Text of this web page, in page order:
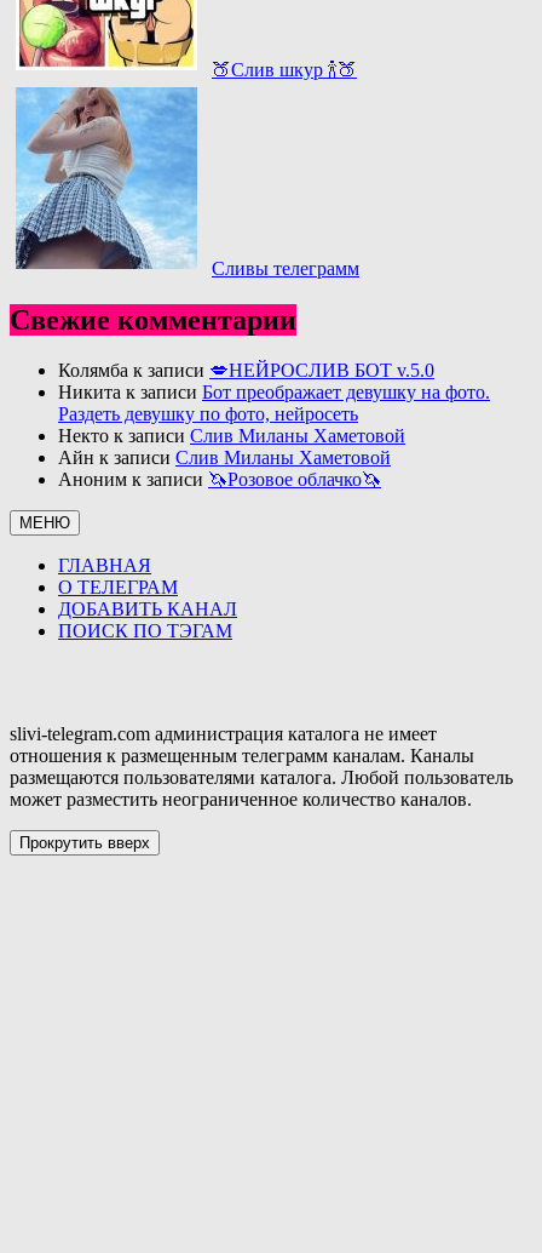
🍑Слив шкур 🍾🍑
Сливы телеграмм
Свежие комментарии
Колямба к записи 💋НЕЙРОСЛИВ БОТ v.5.0
Никита к записи Бот преображает девушку на фото.
Раздеть девушку по фото, нейросеть
Некто к записи Слив Миланы Хаметовой
Айн к записи Слив Миланы Хаметовой
Аноним к записи 🦄Розовое облачко🦄
МЕНЮ
ГЛАВНАЯ
О ТЕЛЕГРАМ
ДОБАВИТЬ КАНАЛ
ПОИСК ПО ТЭГАМ
slivi-telegram.com администрация каталога не имеет
отношения к размещенным телеграмм каналам. Каналы
размещаются пользователями каталога. Любой пользователь
может разместить неограниченное количество каналов.
Прокрутить вверх